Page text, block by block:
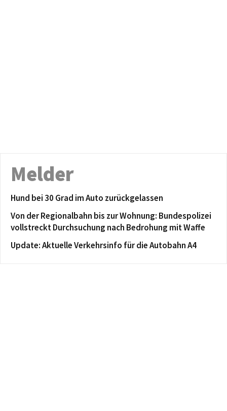
Melder
Hund bei 30 Grad im Auto zurückgelassen
Von der Regionalbahn bis zur Wohnung: Bundespolizei
vollstreckt Durchsuchung nach Bedrohung mit Waffe
Update: Aktuelle Verkehrsinfo für die Autobahn A4